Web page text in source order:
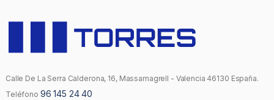
Calle De La Serra Calderona, 16, Massamagrell - Valencia 46130 España.
Teléfono 96 145 24 40